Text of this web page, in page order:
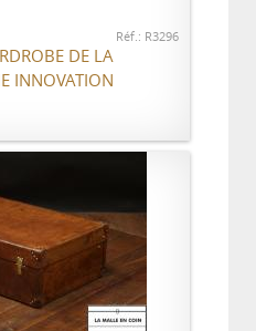
Réf.: R3296
DE LA
INNOVATION